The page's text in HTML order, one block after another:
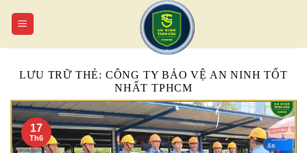
đến
LƯU TRỮ THẺ: CÔNG TY BẢO VỆ AN NINH TỐT
NHẤT TPHCM
17
Th6